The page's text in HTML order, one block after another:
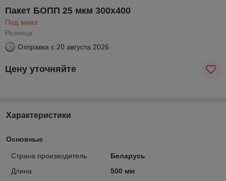
Пакет БОПП 25 мкм 300х400
Под заказ
Розница
Отправка с 20 августа 2026
Цену уточняйте
Характеристики
Основные
Страна производитель
Беларусь
Длина
500 мм